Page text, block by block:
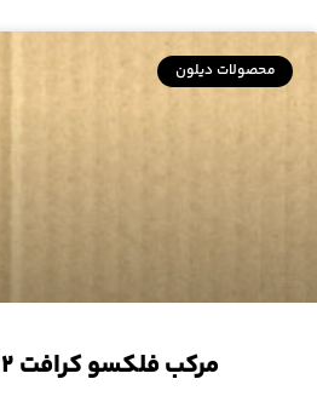
محصولات دیلون
مرکب فلکسو کرافت ۵۵۲۲۲ دیلون